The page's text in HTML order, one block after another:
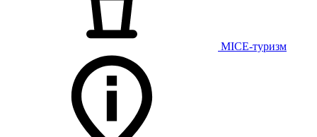
MICE-туризм